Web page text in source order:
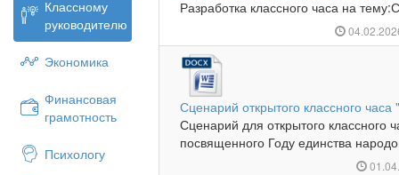
Классному
руководителю
Экономика
Финансовая
грамотность
Психологу
Разработка классного часа на
Сценарий открытого классного часа
Сценарий для открытого
посвященного Году единства